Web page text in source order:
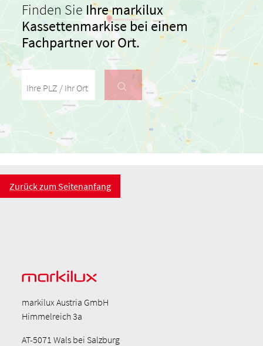
Finden Sie Ihre markilux
Kassettenmarkise bei einem
Fachpartner vor Ort.
Ihre PLZ / Ihr Ort
Zurück zum Seitenanfang
markilux Austria GmbH
Himmelreich 3a
AT-5071 Wals bei Salzburg